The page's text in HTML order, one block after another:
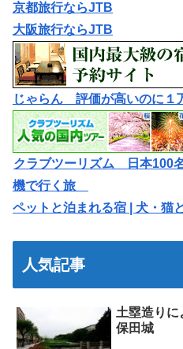
京都旅行ならJTB
大阪旅行ならJTB
じゃらん 評価が高いのに１
クラブツーリズム 日本100
機で行く旅
ペットと泊まれる宿 | 犬・猫
人気記事
土塁造り
保田城